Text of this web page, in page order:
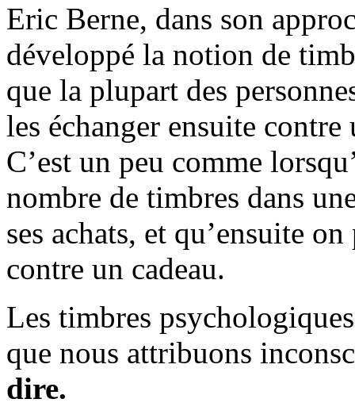
Eric Berne, dans son
développé la notion de
que la plupart des
les échanger ensuite
C’est un peu comme
nombre de timbres dans
ses achats, et qu’ensuite
contre un cadeau.
Les timbres
que nous attribuons
dire.